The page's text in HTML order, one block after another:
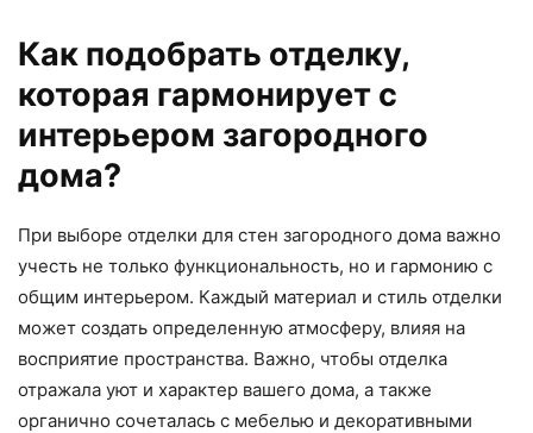
Как подобрать отделку,
которая гармонирует с
интерьером загородного
дома?
При выборе отделки для стен загородного дома важно
учесть не только функциональность, но и гармонию с
общим интерьером. Каждый материал и стиль отделки
может создать определенную атмосферу, влияя на
восприятие пространства. Важно, чтобы отделка
отражала уют и характер вашего дома, а также
органично сочеталась с мебелью и декоративными